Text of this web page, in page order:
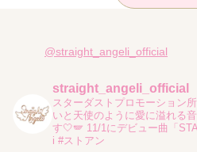
@straight_angeli_official
straight_angeli_official
スターダストプロモーション所
いと天使のように愛に溢れる
す🤍🪽 11/1にデビュー曲「
i #ストアン